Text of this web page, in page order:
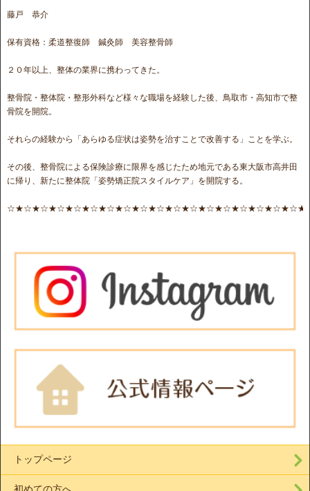
藤戸 恭介
保有資格：柔道整復師 鍼灸師 美容整骨師
２０年以上、整体の業界に携わってきた。
整骨院・整体院・整形外科など様々な職場を経験した後、鳥取市・高知市で整
骨院を開院。
それらの経験から「あらゆる症状は姿勢を治すことで改善する」ことを学ぶ。
その後、整骨院による保険診療に限界を感じたため地元である東大阪市高井田
に帰り、新たに整体院「姿勢矯正院スタイルケア」を開院する。
トップページ